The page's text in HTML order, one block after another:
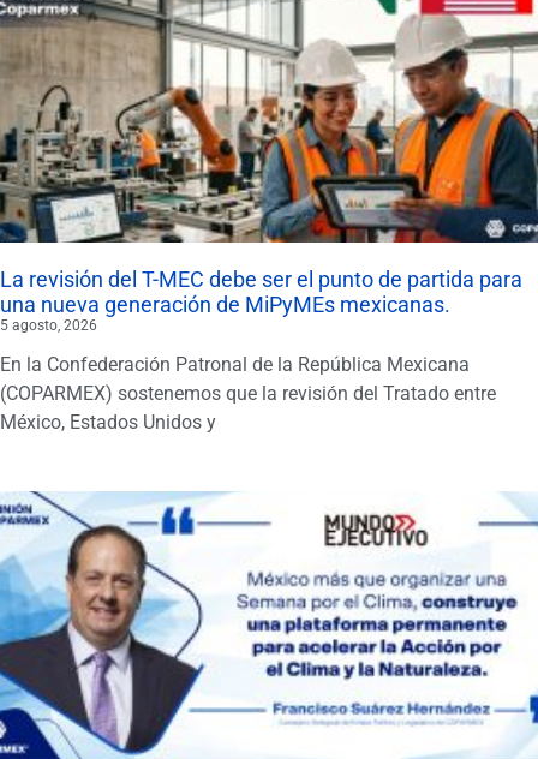
La revisión del T-MEC debe ser el punto de partida para
una nueva generación de MiPyMEs mexicanas.
5 agosto, 2026
En la Confederación Patronal de la República Mexicana
(COPARMEX) sostenemos que la revisión del Tratado entre
México, Estados Unidos y